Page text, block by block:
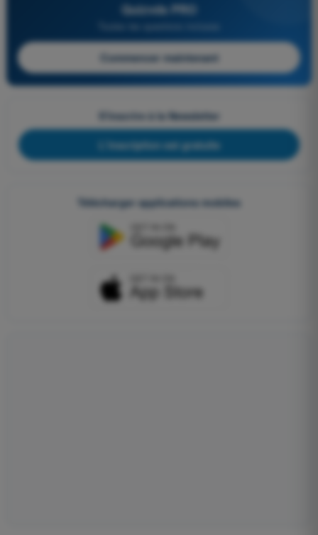
Quizvds PRO
Commencer maintenant
S'inscrire à la Newsletter
L'inscription est gratuite
Télécharger applications mobiles